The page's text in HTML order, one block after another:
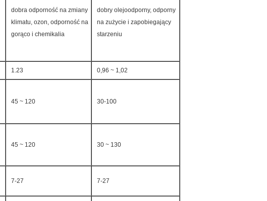
dobra odporność na zmiany
klimatu, ozon, odporność na
gorąco i chemikalia
dobry olejoodporny, odporny
na zużycie i zapobiegający
starzeniu
1.23 0,96 ~ 1,02
45 ~ 120 30-100
45 ~ 120 30 ~ 130
7-27 7-27